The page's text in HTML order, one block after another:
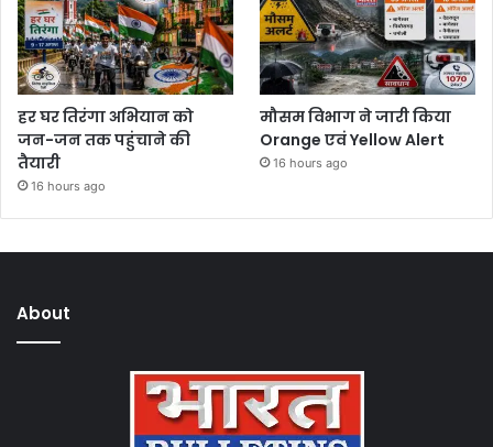
हर घर तिरंगा अभियान को
जन-जन तक पहुंचाने की
तैयारी
16 hours ago
मौसम विभाग ने जारी किया
Orange एवं Yellow Alert
16 hours ago
About